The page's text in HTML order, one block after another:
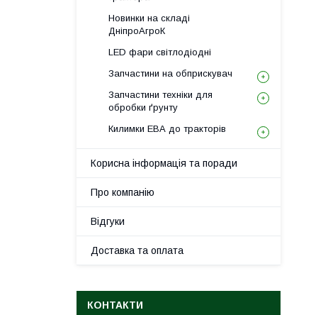
Новинки на складі
ДніпроАгроК
LED фари світлодіодні
Запчастини на обприскувач
Запчастини техніки для
обробки ґрунту
Килимки ЕВА до тракторів
Корисна інформація та поради
Про компанію
Відгуки
Доставка та оплата
КОНТАКТИ